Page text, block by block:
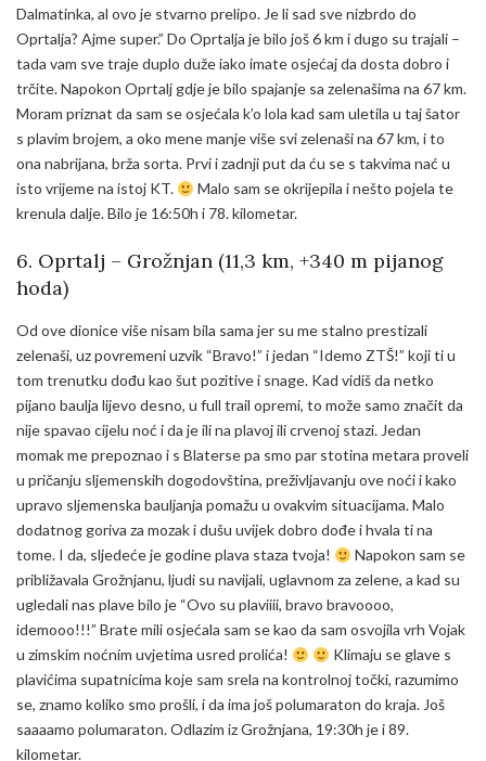
Dalmatinka, al ovo je stvarno prelipo. Je li sad sve nizbrdo do
Oprtalja? Ajme super.” Do Oprtalja je bilo još 6 km i dugo su trajali –
tada vam sve traje duplo duže iako imate osjećaj da dosta dobro i
trčite. Napokon Oprtalj gdje je bilo spajanje sa zelenašima na 67 km.
Moram priznat da sam se osjećala k’o lola kad sam uletila u taj šator
s plavim brojem, a oko mene manje više svi zelenaši na 67 km, i to
ona nabrijana, brža sorta. Prvi i zadnji put da ću se s takvima nać u
isto vrijeme na istoj KT.
Malo sam se okrijepila i nešto pojela te
krenula dalje. Bilo je 16:50h i 78. kilometar.
6. Oprtalj – Grožnjan (11,3 km, +340 m pijanog
hoda)
Od ove dionice više nisam bila sama jer su me stalno prestizali
zelenaši, uz povremeni uzvik “Bravo!” i jedan “Idemo ZTŠ!” koji ti u
tom trenutku dođu kao šut pozitive i snage. Kad vidiš da netko
pijano baulja lijevo desno, u full trail opremi, to može samo značit da
nije spavao cijelu noć i da je ili na plavoj ili crvenoj stazi. Jedan
momak me prepoznao i s Blaterse pa smo par stotina metara proveli
u pričanju sljemenskih dogodovština, preživljavanju ove noći i kako
upravo sljemenska bauljanja pomažu u ovakvim situacijama. Malo
dodatnog goriva za mozak i dušu uvijek dobro dođe i hvala ti na
tome. I da, sljedeće je godine plava staza tvoja!
Napokon sam se
približavala Grožnjanu, ljudi su navijali, uglavnom za zelene, a kad su
ugledali nas plave bilo je “Ovo su plaviiii, bravo bravoooo,
idemooo!!!” Brate mili osjećala sam se kao da sam osvojila vrh Vojak
u zimskim noćnim uvjetima usred prolića!
Klimaju se glave s
plavićima supatnicima koje sam srela na kontrolnoj točki, razumimo
se, znamo koliko smo prošli, i da ima još polumaraton do kraja. Još
saaaamo polumaraton. Odlazim iz Grožnjana, 19:30h je i 89.
kilometar.